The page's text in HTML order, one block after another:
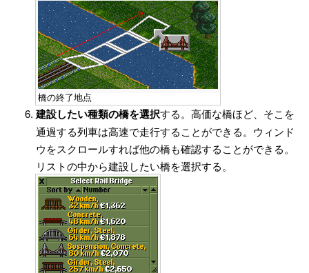
橋の終了地点
建設したい種類の橋を選択する。高価な橋ほど、そこを
通過する列車は高速で走行することができる。ウィンド
ウをスクロールすれば他の橋も確認することができる。
リストの中から建設したい橋を選択する。